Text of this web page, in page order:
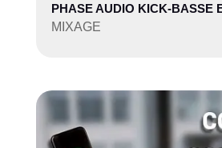
PHASE AUDIO KICK-BASSE
MIXAGE